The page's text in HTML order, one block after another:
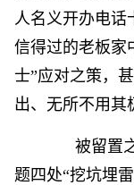
人名义开办电话
信得过的老板家
士”应对之策，
出、无所不用其
被留置之
题四处“挖坑埋